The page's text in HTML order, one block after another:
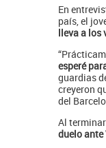
En
país, el
lleva a los
esperé
guardias
creyeron
del
Al
duelo ante